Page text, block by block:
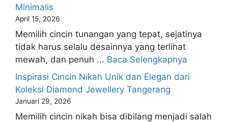
Minimalis
April 15, 2026
Memilih cincin tunangan yang tepat, sejatinya
tidak harus selalu desainnya yang terlihat
mewah, dan penuh ... Baca Selengkapnya
Inspirasi Cincin Nikah Unik dan Elegan dari
Koleksi Diamond Jewellery Tangerang
Januari 29, 2026
Memilih cincin nikah bisa dibilang menjadi salah